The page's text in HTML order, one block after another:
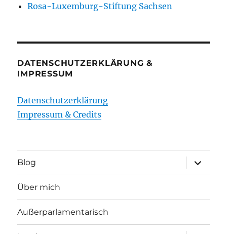
Rosa-Luxemburg-Stiftung Sachsen
DATENSCHUTZERKLÄRUNG &
IMPRESSUM
Datenschutzerklärung
Impressum & Credits
Blog
öffnen
Über mich
Außerparlamentarisch